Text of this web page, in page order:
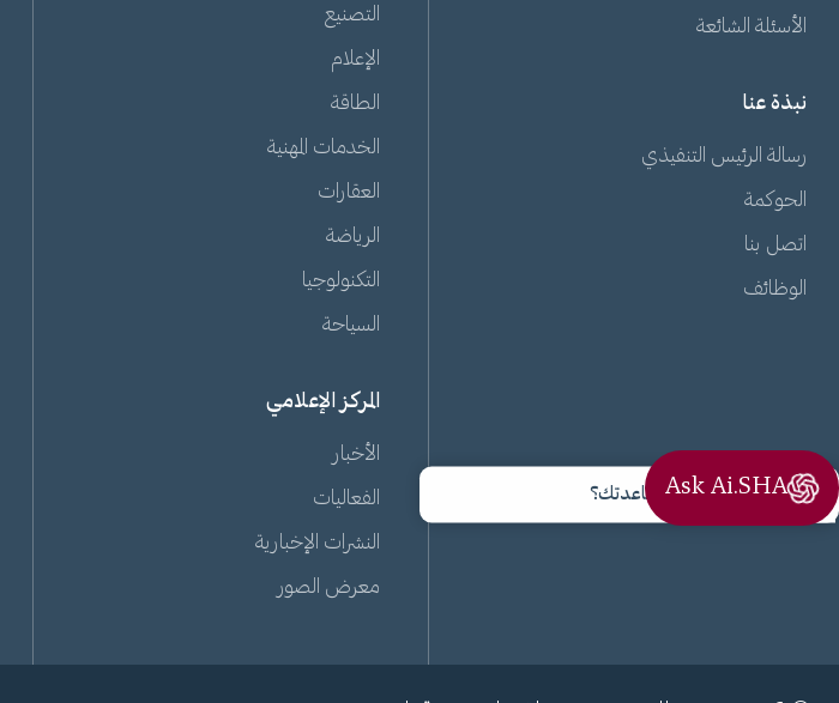
مرحبًا، كيف يمكنني مساعدتك؟
Ask Ai.SHA
الأسئلة الشائعة
نبذة عنا
رسالة الرئيس التنفيذي
الحوكمة
اتصل بنا
الوظائف
التصنيع
الإعلام
الطاقة
الخدمات المهنية
العقارات
الرياضة
التكنولوجيا
السياحة
المركز الإعلامي
الأخبار
الفعاليات
النشرات الإخبارية
معرض الصور